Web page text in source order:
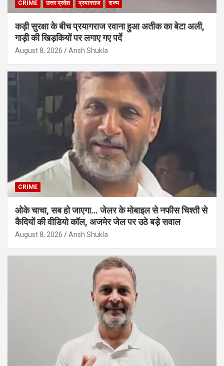
CRIME उत्तर प्रदेश प्रयागराज राज्य
कड़ी सुरक्षा के बीच प्रयागराज रवाना हुआ अतीक का बेटा अली,
गाड़ी की खिड़कियों पर लगाए गए पर्दे
August 8, 2026 Ansh Shukla
CRIME
ओके चाचा, सब हो जाएगा… जेलर के मोबाइल से नफीस चिश्ती से
कैदियों की वीडियो कॉल, अजमेर जेल पर उठे बड़े सवाल
August 8, 2026 Ansh Shukla